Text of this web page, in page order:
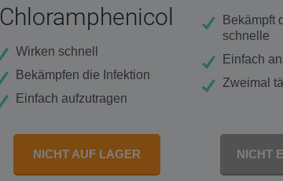
Chloramphenicol
Wirken schnell
Bekämpfen die Infektion
Einfach aufzutragen
NICHT AUF LAGER
Bekämpft
schnelle
Einfach
Zweimal
NICHT